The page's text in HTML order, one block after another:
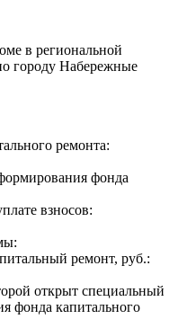
в региональной
городу Набережные
ремонта:
фонда
взносов:
ремонт, руб.:
открыт специальный
фонда капитального